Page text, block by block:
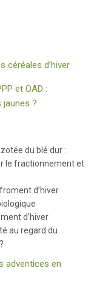
céréales d’hiver
et OAD :
jaunes ?
du blé dur :
le fractionnement et
d’hiver
d’hiver
au regard du
adventices en